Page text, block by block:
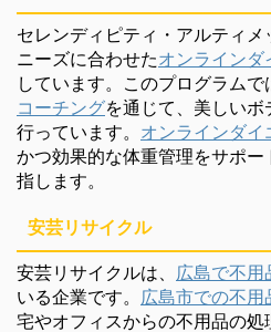
セレンディピティ・アルティ
ニーズに合わせたオンラインダ
しています。このプログラムで
コーチングを通じて、美しい
行っています。 オンラインダイ
かつ効果的な体重管理をサポ
指します。
安芸リサイクル
安芸リサイクルは、 広島で不用
いる企業です。 広島市での不用
宅やオフィスからの不用品の処